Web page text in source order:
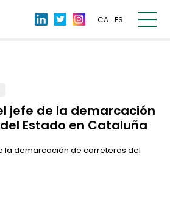
CA ES
jefe de la demarcación
Estado en Cataluña
la demarcación de carreteras del